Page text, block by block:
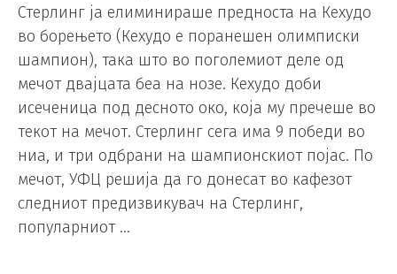
Стерлинг ја елиминираше предноста на Кехудо
во борењето (Кехудо е поранешен олимписки
шампион), така што во поголемиот деле од
мечот двајцата беа на нозе. Кехудо доби
исеченица под десното око, која му пречеше во
текот на мечот. Стерлинг сега има 9 победи во
ниа, и три одбрани на шампионскиот појас. По
мечот, УФЦ решија да го донесат во кафезот
следниот предизвикувач на Стерлинг,
популарниот …